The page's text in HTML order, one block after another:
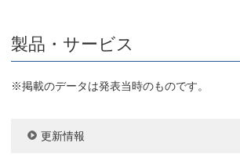
サポート情報
製品・サービス
※掲載のデータは発表当時のものです。
更新情報